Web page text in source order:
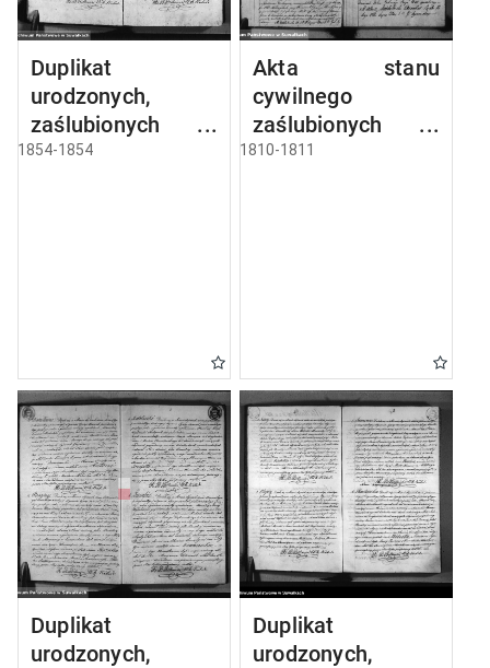
Duplikat
urodzonych,
zaślubionych i
umarłych parafii
1854-1854
Akta stanu
cywilnego
zaślubionych w
gminie
1810-1811
Duplikat
urodzonych,
Duplikat
urodzonych,